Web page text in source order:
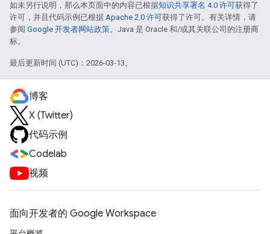
如未另行说明，那么本页面中的内容已根据知识共享署名 4.0 许可获得了
许可，并且代码示例已根据 Apache 2.0 许可获得了许可。有关详情，请
参阅 Google 开发者网站政策。Java 是 Oracle 和/或其关联公司的注册商
标。
最后更新时间 (UTC)：2026-03-13。
博客
X (Twitter)
代码示例
Codelab
视频
面向开发者的 Google Workspace